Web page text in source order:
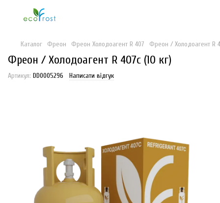
Каталог Фреон Фреон Холодоагент R 407 Фреон / Холодоагент R
Фреон / Холодоагент R 407с (10 кг)
Артикул: DD0005296 Написати відгук